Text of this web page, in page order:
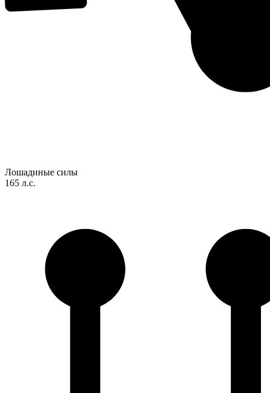
Лошадиные силы
165 л.с.